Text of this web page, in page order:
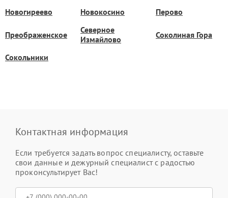
Новогиреево Новокосино Перово
Преображенское
Северное
Измайлово
Соколиная Гора
Сокольники
Контактная информация
Если требуется задать вопрос специалисту, оставьте
свои данные и дежурный специалист с радостью
проконсультирует Вас!